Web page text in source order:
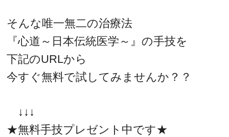
そんな唯一無二の治療法
『心道～日本伝統医学～』の手技を
下記のURLから
今すぐ無料で試してみませんか？？
↓↓↓
★無料手技プレゼント中です★